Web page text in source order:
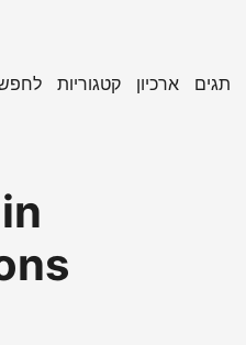
קטגוריות ארכיון תגים